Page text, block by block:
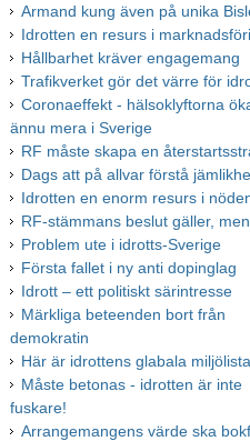
Armand kung även på unika
Idrotten en resurs i
Hållbarhet kräver engagemang
Trafikverket gör det värre för
Coronaeffekt - hälsoklyftorna
ännu mera i Sverige
RF måste skapa en
Dags att på allvar förstå
Idrotten en enorm resurs i
RF-stämmans beslut gäller,
Problem ute i idrotts-Sverige
Första fallet i ny anti dopinglag
Idrott – ett politiskt särintresse
Märkliga beteenden bort från
demokratin
Här är idrottens glabala miljölista
Måste betonas - idrotten är inte
fuskare!
Arrangemangens värde ska